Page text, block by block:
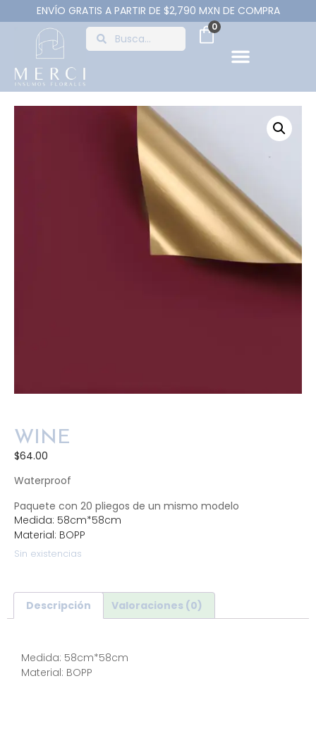
ENVÍO GRATIS A PARTIR DE $2,790 MXN DE COMPRA
0
WINE
$64.00
Waterproof
Paquete con 20 pliegos de un mismo modelo
Medida: 58cm*58cm
Material: BOPP
Sin existencias
Descripción Valoraciones (0)
Medida: 58cm*58cm
Material: BOPP